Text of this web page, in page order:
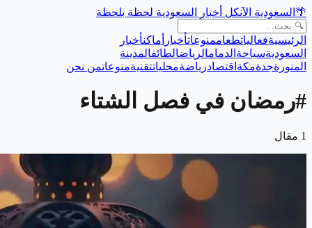
🌴 السعودية الآنكل أخبار السعودية لحظة بلحظة
الرئيسيةفعالياتطعاممنوعاتأخبار أماكنأخبار
السعوديةسياحة الدمامالرياضالطائفالمدينة
المنورةجدةمكة اقتصادرياضةمحلياتتقنيةمنوعاتمن نحن
#رمضان في فصل الشتاء
1 مقال